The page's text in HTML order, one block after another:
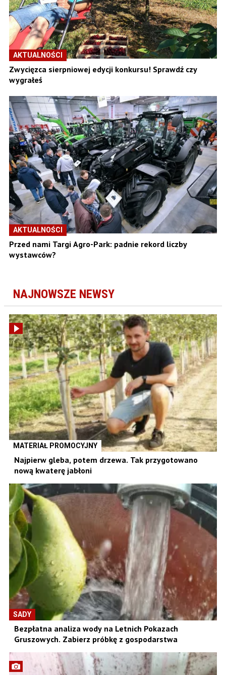
AKTUALNOŚCI
Zwycięzca sierpniowej edycji konkursu! Sprawdź czy
wygrałeś
AKTUALNOŚCI
Przed nami Targi Agro-Park: padnie rekord liczby
wystawców?
NAJNOWSZE NEWSY
MATERIAŁ PROMOCYJNY
Najpierw gleba, potem drzewa. Tak przygotowano
nową kwaterę jabłoni
SADY
Bezpłatna analiza wody na Letnich Pokazach
Gruszowych. Zabierz próbkę z gospodarstwa